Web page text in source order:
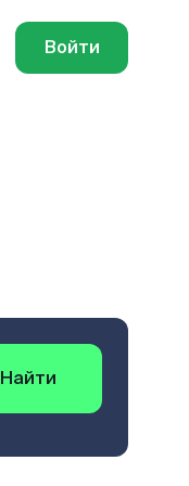
Войти
Найти